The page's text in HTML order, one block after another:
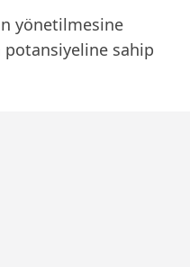
yönetilmesine
potansiyeline sahip